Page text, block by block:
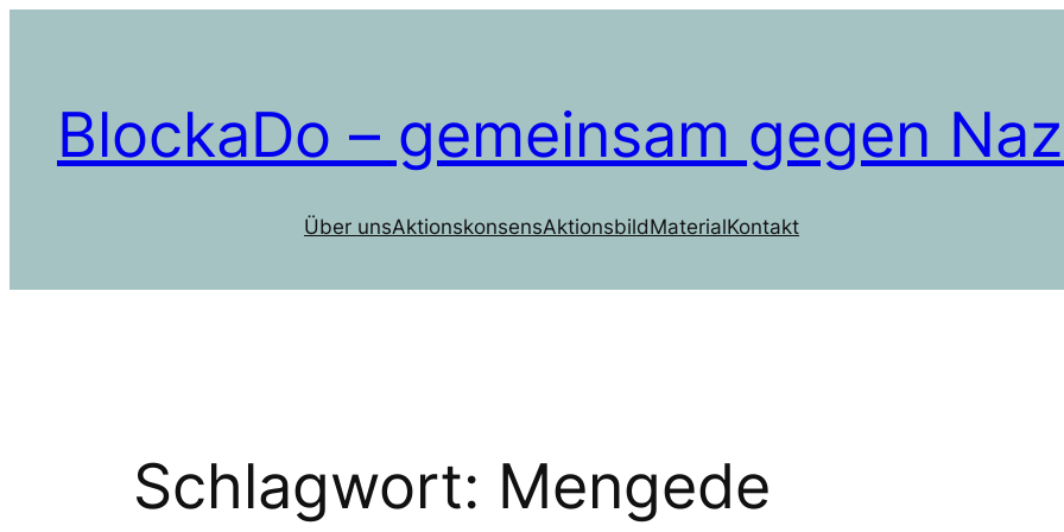
BlockaDo – gemeinsam gegen
Über unsAktionskonsensAktionsbildMaterialKontakt
Schlagwort: Mengede